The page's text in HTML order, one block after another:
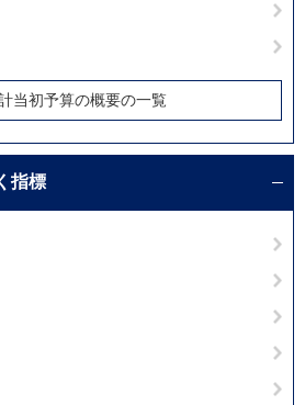
当初予算の概要の一覧
指標